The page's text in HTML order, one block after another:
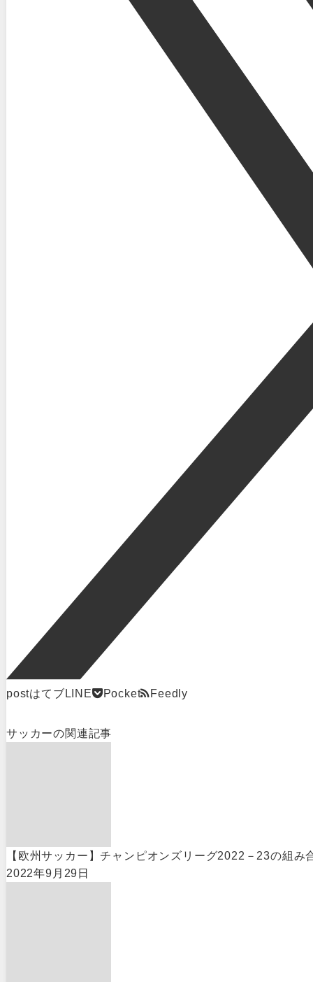
postはてブ LINE Pocket Feedly
サッカーの関連記事
【欧州サッカー】チャンピオンズリーグ2022－23の組み
2022年9月29日